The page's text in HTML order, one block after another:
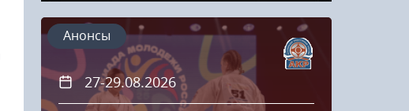
27-29.08.2026
Анонсы